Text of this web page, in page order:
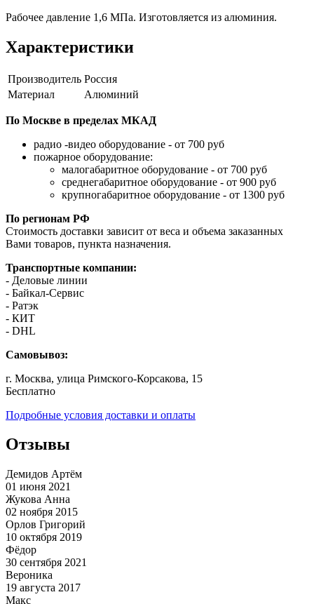
Рабочее давление 1,6 МПа. Изготовляется из алюминия.
Характеристики
Производитель Россия
Материал
Алюминий
По Москве в пределах МКАД
радио -видео оборудование - от 700 руб
пожарное оборудование:
малогабаритное оборудование - от 700 руб
среднегабаритное оборудование - от 900 руб
крупногабаритное оборудование - от 1300 руб
По регионам РФ
Стоимость доставки зависит от веса и объема заказанных
Вами товаров, пункта назначения.
Транспортные компании:
- Деловые линии
- Байкал-Сервис
- Ратэк
- КИТ
- DHL
Самовывоз:
г. Москва, улица Римского-Корсакова, 15
Бесплатно
Подробные условия доставки и оплаты
Отзывы
Демидов Артём
01 июня 2021
Жукова Анна
02 ноября 2015
Орлов Григорий
10 октября 2019
Фёдор
30 сентября 2021
Вероника
19 августа 2017
Макс